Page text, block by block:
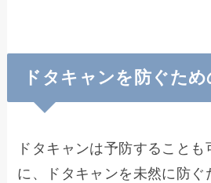
ドタキャンを防ぐた
ドタキャンは予防すること
に、ドタキャンを未然に防ぐ